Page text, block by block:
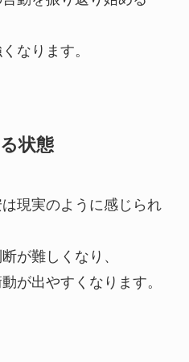
なります。
状態
現実のように感じられ
が難しくなり、
が出やすくなります。